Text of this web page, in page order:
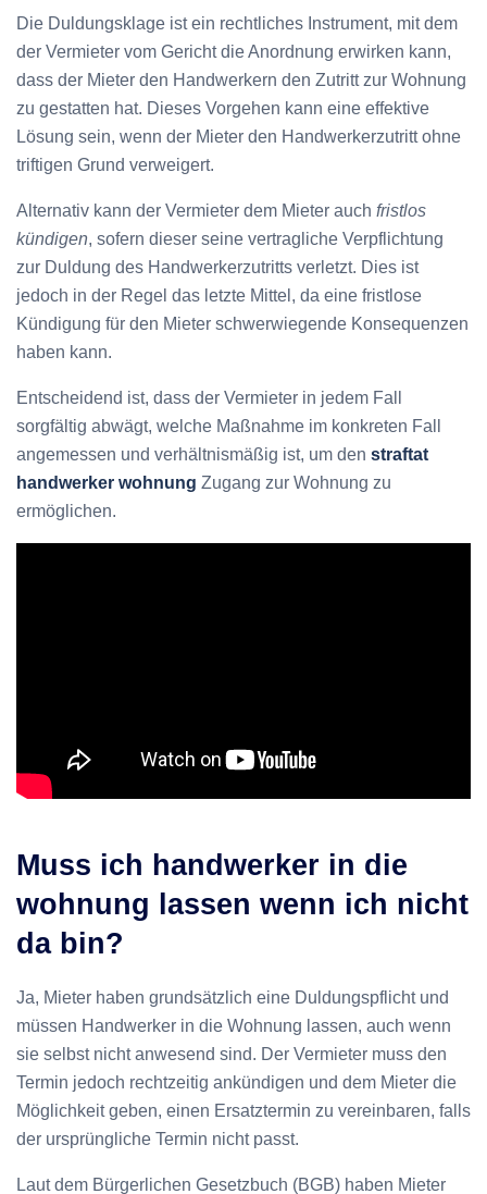
Die Duldungsklage ist ein rechtliches Instrument, mit dem
der Vermieter vom Gericht die Anordnung erwirken kann,
dass der Mieter den Handwerkern den Zutritt zur Wohnung
zu gestatten hat. Dieses Vorgehen kann eine effektive
Lösung sein, wenn der Mieter den Handwerkerzutritt ohne
triftigen Grund verweigert.
Alternativ kann der Vermieter dem Mieter auch fristlos
kündigen, sofern dieser seine vertragliche Verpflichtung
zur Duldung des Handwerkerzutritts verletzt. Dies ist
jedoch in der Regel das letzte Mittel, da eine fristlose
Kündigung für den Mieter schwerwiegende Konsequenzen
haben kann.
Entscheidend ist, dass der Vermieter in jedem Fall
sorgfältig abwägt, welche Maßnahme im konkreten Fall
angemessen und verhältnismäßig ist, um den straftat
handwerker wohnung Zugang zur Wohnung zu
ermöglichen.
Muss ich handwerker in die
wohnung lassen wenn ich nicht
da bin?
Ja, Mieter haben grundsätzlich eine Duldungspflicht und
müssen Handwerker in die Wohnung lassen, auch wenn
sie selbst nicht anwesend sind. Der Vermieter muss den
Termin jedoch rechtzeitig ankündigen und dem Mieter die
Möglichkeit geben, einen Ersatztermin zu vereinbaren, falls
der ursprüngliche Termin nicht passt.
Laut dem Bürgerlichen Gesetzbuch (BGB) haben Mieter